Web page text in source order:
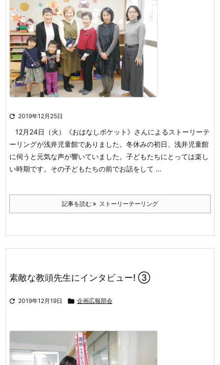
 2019年12月25日
12月24日（火）《おはなしポケット》さんによるストーリーテ
ーリングが浅井児童館でありました。 冬休みの初日、浅井児童館
に伺うと元気な声が響いていました。子どもたちにとっては楽し
い時期です。その子どもたちの前でお話をして ...
記事を読む ストーリーテーリング
素敵な教頭先生にインタビュー! ③
 2019年12月19日  企画広報部会